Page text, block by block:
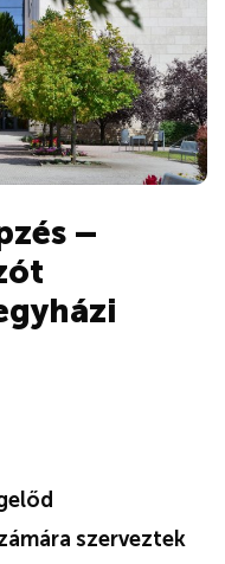
–
szerveztek